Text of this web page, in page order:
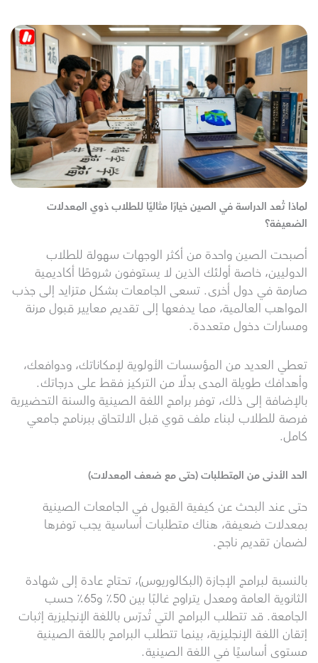
لماذا تُعد الدراسة في الصين خيارًا مثاليًا للطلاب ذوي المعدلات
الضعيفة؟
أصبحت الصين واحدة من أكثر الوجهات سهولة للطلاب
الدوليين، خاصة أولئك الذين لا يستوفون شروطًا أكاديمية
صارمة في دول أخرى. تسعى الجامعات بشكل متزايد إلى جذب
المواهب العالمية، مما يدفعها إلى تقديم معايير قبول مرنة
ومسارات دخول متعددة.
تعطي العديد من المؤسسات الأولوية لإمكاناتك، ودوافعك،
وأهدافك طويلة المدى بدلًا من التركيز فقط على درجاتك.
بالإضافة إلى ذلك، توفر برامج اللغة الصينية والسنة التحضيرية
فرصة للطلاب لبناء ملف قوي قبل الالتحاق ببرنامج جامعي
كامل.
الحد الأدنى من المتطلبات (حتى مع ضعف المعدلات)
حتى عند البحث عن كيفية القبول في الجامعات الصينية
بمعدلات ضعيفة، هناك متطلبات أساسية يجب توفرها
لضمان تقديم ناجح.
بالنسبة لبرامج الإجازة (البكالوريوس)، تحتاج عادة إلى شهادة
الثانوية العامة ومعدل يتراوح غالبًا بين 50٪ و65٪ حسب
الجامعة. قد تتطلب البرامج التي تُدرّس باللغة الإنجليزية إثبات
إتقان اللغة الإنجليزية، بينما تتطلب البرامج باللغة الصينية
مستوى أساسيًا في اللغة الصينية.